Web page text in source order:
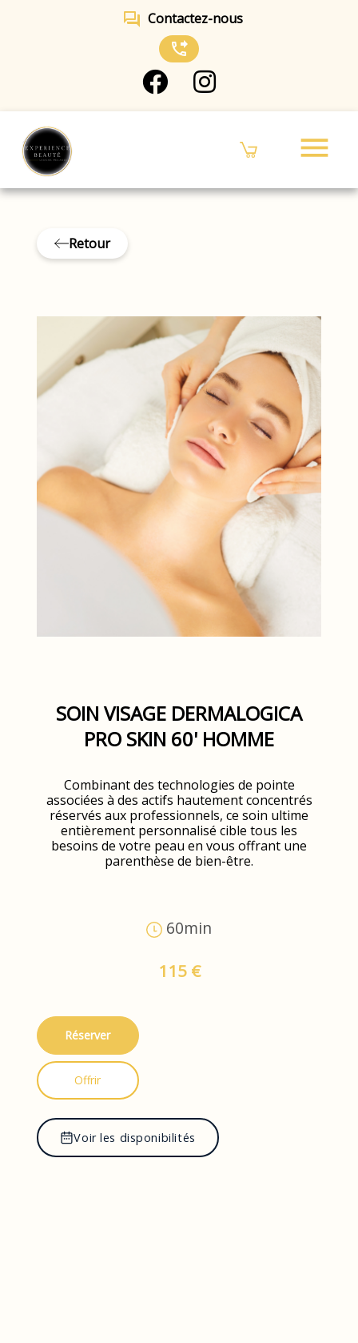
forum Contactez-nous
phone_forwarded
menu
Retour
SOIN VISAGE DERMALOGICA
PRO SKIN 60' HOMME
Combinant des technologies de pointe
associées à des actifs hautement concentrés
réservés aux professionnels, ce soin ultime
entièrement personnalisé cible tous les
besoins de votre peau en vous offrant une
parenthèse de bien-être.
60min
115 €
Réserver
Offrir
Voir les disponibilités